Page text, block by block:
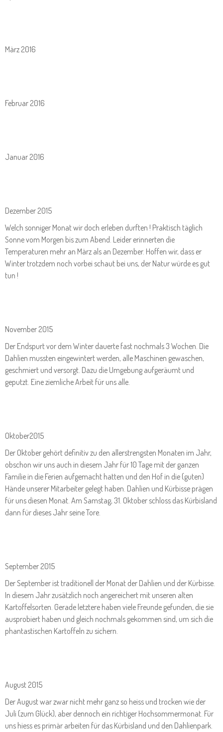
März 2016
Februar 2016
Januar 2016
Dezember 2015
Welch sonniger Monat wir doch erleben durften ! Praktisch täglich
Sonne vom Morgen bis zum Abend. Leider erinnerten die
Temperaturen mehr an März als an Dezember. Hoffen wir, dass er
Winter trotzdem noch vorbei schaut bei uns, der Natur würde es gut
tun !
November 2015
Der Endspurt vor dem Winter dauerte fast nochmals 3 Wochen. Die
Dahlien mussten eingewintert werden, alle Maschinen gewaschen,
geschmiert und versorgt. Dazu die Umgebung aufgeräumt und
geputzt. Eine ziemliche Arbeit für uns alle.
Oktober2015
Der Oktober gehört definitiv zu den allerstrengsten Monaten im Jahr,
obschon wir uns auch in diesem Jahr für 10 Tage mit der ganzen
Familie in die Ferien aufgemacht hatten und den Hof in die (guten)
Hände unserer Mitarbeiter gelegt haben. Dahlien und Kürbisse prägen
für uns diesen Monat. Am Samstag, 31. Oktober schloss das Kürbisland
dann für dieses Jahr seine Tore.
September 2015
Der September ist traditionell der Monat der Dahlien und der Kürbisse.
In diesem Jahr zusätzlich noch angereichert mit unseren alten
Kartoffelsorten. Gerade letztere haben viele Freunde gefunden, die sie
ausprobiert haben und gleich nochmals gekommen sind, um sich die
phantastischen Kartoffeln zu sichern.
August 2015
Der August war zwar nicht mehr ganz so heiss und trocken wie der
Juli (zum Glück), aber dennoch ein richtiger Hochsommermonat. Für
uns hiess es primär arbeiten für das Kürbisland und den Dahlienpark.